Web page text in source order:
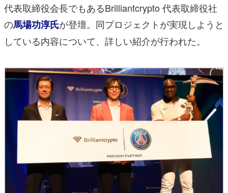
代表取締役会長でもあるBrilliantcrypto 代表取締役社
の馬場功淳氏が登壇。同プロジェクトが実現しようと
している内容について、詳しい紹介が行われた。